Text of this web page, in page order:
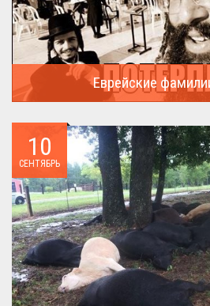
Еврейские
10
СЕНТЯБРЬ